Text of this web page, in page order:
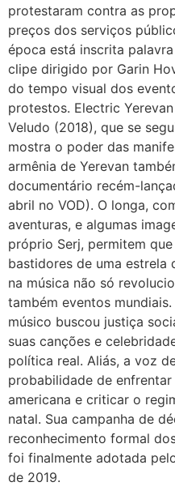
protestaram contra as
preços dos serviços
época está inscrita
clipe dirigido por Garin
do tempo visual dos
protestos. Electric
Veludo (2018), que se
mostra o poder das
armênia de Yerevan
documentário recém-
abril no VOD). O longa,
aventuras, e algumas
próprio Serj, permitem
bastidores de uma
na música não só
também eventos
músico buscou justiça
suas canções e
política real. Aliás, a voz
probabilidade de
americana e criticar o
natal. Sua campanha de
reconhecimento formal
foi finalmente adotada
de 2019.